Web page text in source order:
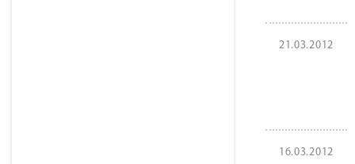
21.03.2012
16.03.2012